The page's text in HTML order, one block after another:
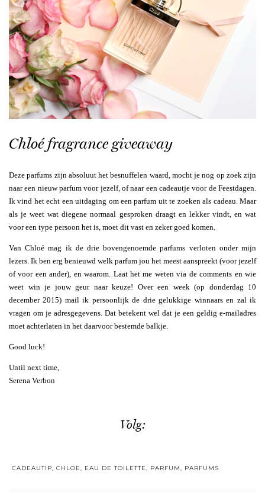
Chloé fragrance giveaway
Deze parfums zijn absoluut het besnuffelen waard, mocht je nog op zoek zijn
naar een nieuw parfum voor jezelf, of naar een cadeautje voor de Feestdagen.
Ik vind het echt een uitdaging om een parfum uit te zoeken als cadeau. Maar
als je weet wat diegene normaal gesproken draagt en lekker vindt, en wat
voor een type persoon het is, moet dit vast en zeker goed komen.
Van Chloé mag ik de drie bovengenoemde parfums verloten onder mijn
lezers. Ik ben erg benieuwd welk parfum jou het meest aanspreekt (voor jezelf
of voor een ander), en waarom. Laat het me weten via de comments en wie
weet win je jouw geur naar keuze! Over een week (op donderdag 10
december 2015) mail ik persoonlijk de drie gelukkige winnaars en zal ik
vragen om je adresgegevens. Dat betekent wel dat je een geldig e-mailadres
moet achterlaten in het daarvoor bestemde balkje.
Good luck!
Until next time,
Serena Verbon
Volg:
CADEAUTIP, CHLOE, EAU DE TOILETTE, PARFUM, PARFUMS